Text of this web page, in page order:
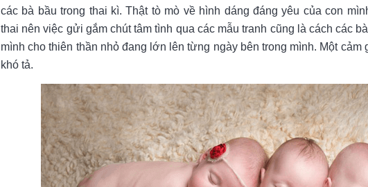
các bà bầu trong thai kì. Thật tò mò về hình dáng đáng yêu của con
thai nên việc gửi gắm chút tâm tình qua các mẫu tranh cũng là cách các
mình cho thiên thần nhỏ đang lớn lên từng ngày bên trong mình. Một cảm
khó tả.